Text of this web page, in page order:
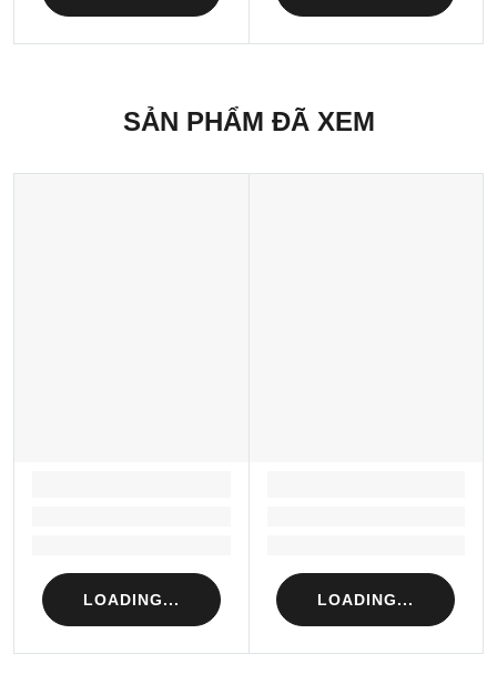
SẢN PHẨM ĐÃ XEM
LOADING... LOADING...